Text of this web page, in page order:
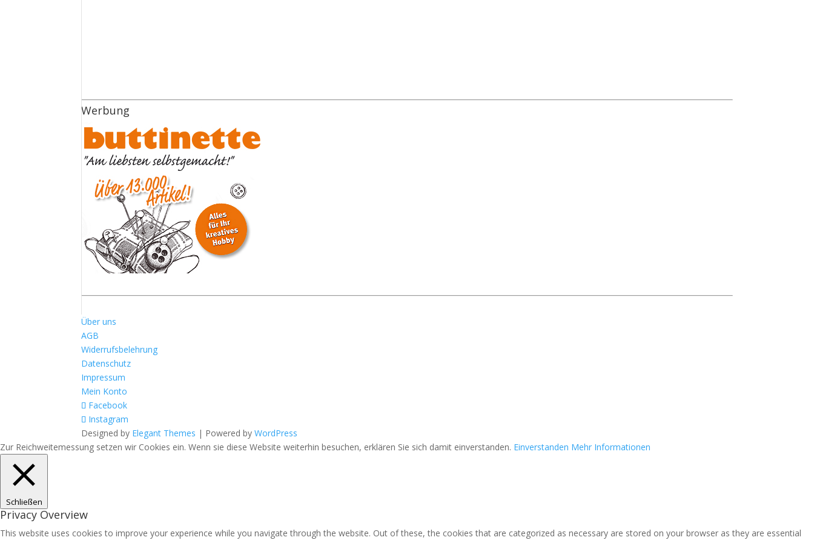
Werbung
Über uns
AGB
Widerrufsbelehrung
Datenschutz
Impressum
Mein Konto
Facebook
Instagram
Designed by Elegant Themes | Powered byWordPress
Zur Reichweitemessung setzen wir Cookies ein. Wenn sie diese Website weiterhin besuchen, erklären Sie sich damit einverstanden. Einverstanden Mehr Informationen
Schließen
Privacy Overview
This website uses cookies to improve your experience while you navigate through the website. Out of these, the cookies that are categorized as necessary are stored on your browser as they are essential